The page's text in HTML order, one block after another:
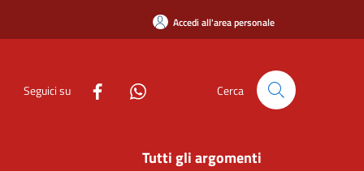
Accedi all'area personale
Seguici su Cerca
Tutti gli argomenti